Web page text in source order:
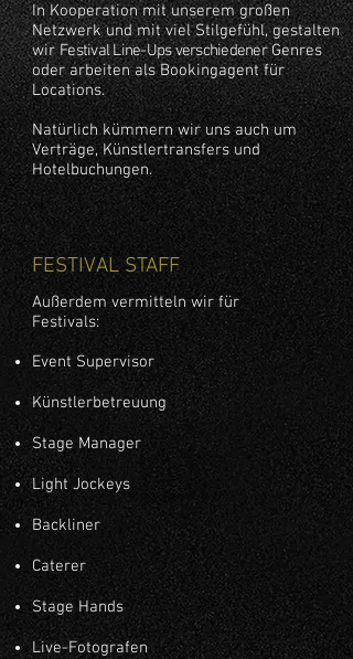
In Kooperation mit unserem großen
Netzwerk und mit viel Stilgefühl, gestalten
wirFestival Line-Ups verschiedenerGenres
oder arbeiten als Bookingagent für
Locations.
Natürlich kümmern wir uns auch um
Verträge, Künstlertransfers und
Hotelbuchungen.
FESTIVAL STAFF
Außerdem vermitteln wir für
Festivals:
Event Supervisor
Künstlerbetreuung
Stage Manager
Light Jockeys
Backliner
Caterer
Stage Hands
Live-Fotografen